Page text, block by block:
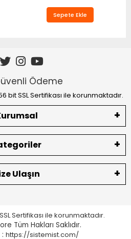
Sepete Ekle
Ödeme
bit SSL Sertifikası ile korunmaktadır.
Ulaşın
Sertifikası ile korunmaktadır.
Tüm Hakları Saklıdır.
https://sistemist.com/